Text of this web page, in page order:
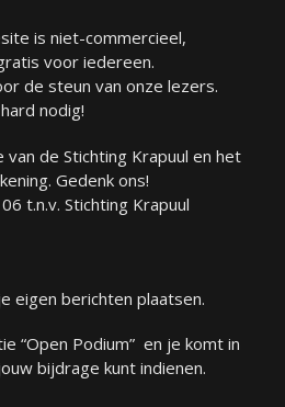
is niet-commercieel,
voor iedereen.
de steun van onze lezers.
nodig!
van de Stichting Krapuul en het
Gedenk ons!
t.n.v. Stichting Krapuul
eigen berichten plaatsen.
“Open Podium” en je komt in
bijdrage kunt indienen.